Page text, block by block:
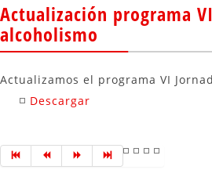
Actualización programa
alcoholismo
Actualizamos el programa VI
Descargar